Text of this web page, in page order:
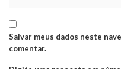
Salvar meus dados neste
comentar.